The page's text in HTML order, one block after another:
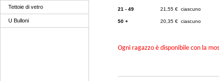
Tettoie di vetro
U Bulloni
21 - 49 21,55 € ciascuno
50 + 20,35 € ciascuno
Ogni ragazzo è disponibile con la